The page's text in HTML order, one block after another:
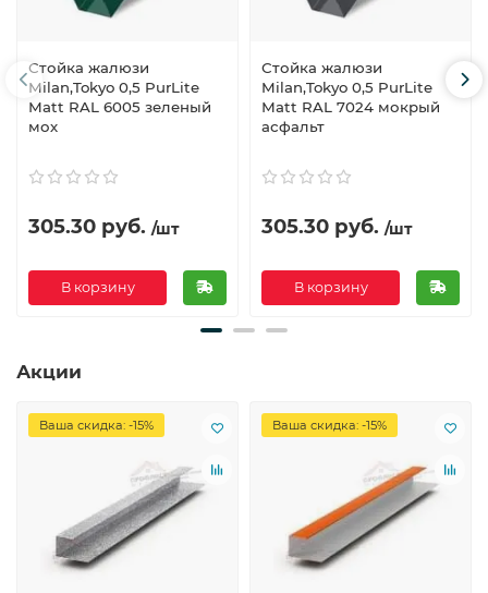
Стойка жалюзи
Milan,Tokyo 0,5 PurLite
Мatt RAL 6005 зеленый
мох
305.30 руб. /шт
В корзину
Стойка жалюзи
Milan,Tokyo 0,5 PurLite
Мatt RAL 7024 мокрый
асфальт
305.30 руб. /шт
В корзину
Акции
Ваша скидка: -15% Ваша скидка: -15%